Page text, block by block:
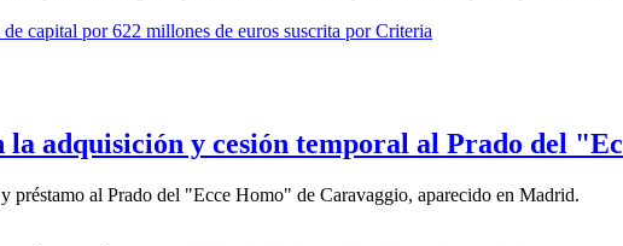
capital por 622 millones de euros suscrita por Criteria
adquisición y cesión temporal al Prado del
préstamo al Prado del "Ecce Homo" de Caravaggio, aparecido en Madrid.